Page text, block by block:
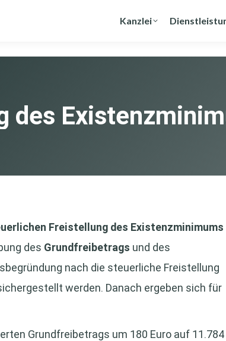
Kanzlei
des
Freistellung des Existenzminimums
des Grundfreibetrags und des
nach die steuerliche Freistellung
werden. Danach ergeben sich für
Grundfreibetrags um 180 Euro auf 11.784